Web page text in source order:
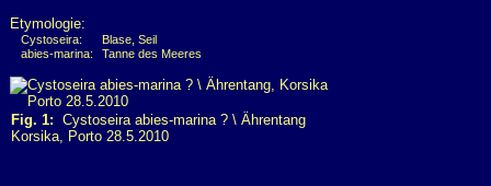
Etymologie:
Cystoseira:
Blase, Seil
abies-marina:
Tanne des Meeres
Fig. 1: Cystoseira abies-marina ? \ Ährentang
Korsika, Porto 28.5.2010